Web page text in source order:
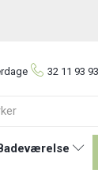
32 11 93 93